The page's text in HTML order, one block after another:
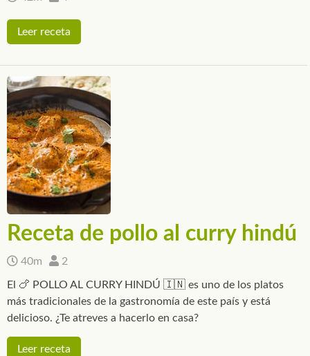
Leer receta
Receta de pollo al curry hindú
40m 2
El 🍗 POLLO AL CURRY HINDÚ 🇮🇳 es uno de los platos
más tradicionales de la gastronomía de este país y está
delicioso. ¿Te atreves a hacerlo en casa?
Leer receta